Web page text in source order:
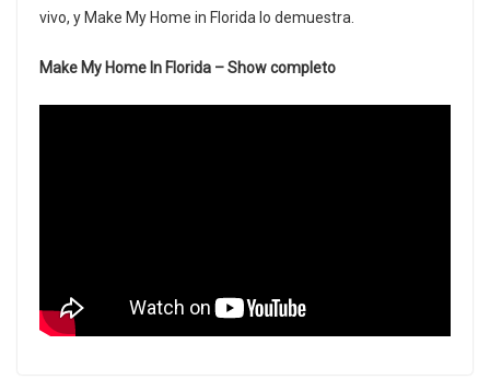
vivo, y Make My Home in Florida lo demuestra.
Make My Home In Florida – Show completo